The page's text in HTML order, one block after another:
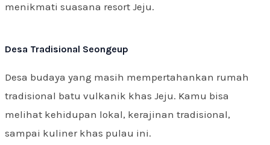
menikmati suasana resort Jeju.
Desa Tradisional Seongeup
Desa budaya yang masih mempertahankan rumah
tradisional batu vulkanik khas Jeju. Kamu bisa
melihat kehidupan lokal, kerajinan tradisional,
sampai kuliner khas pulau ini.